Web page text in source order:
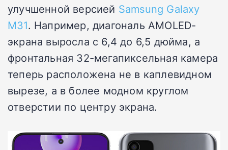
улучшенной версией Samsung Galaxy
M31. Например, диагональ AMOLED-
экрана выросла с 6,4 до 6,5 дюйма, а
фронтальная 32-мегапиксельная камера
теперь расположена не в каплевидном
вырезе, а в более модном круглом
отверстии по центру экрана.